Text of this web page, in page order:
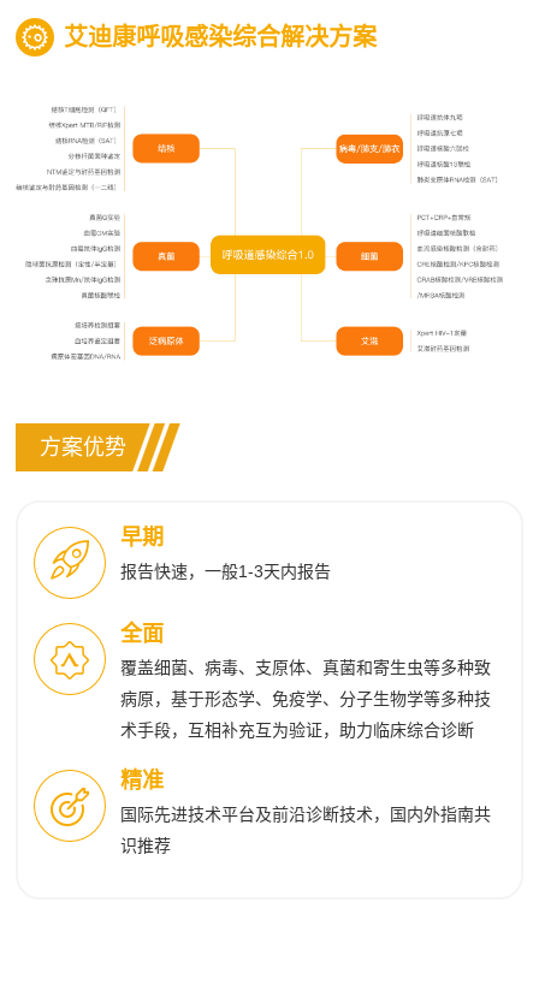
艾迪康呼吸感染综合解决方案
方案优势
早期
报告快速，一般1-3天内报告
全面
覆盖细菌、病毒、支原体、真菌和寄生虫等多种致
病原，基于形态学、免疫学、分子生物学等多种技
术手段，互相补充互为验证，助力临床综合诊断
精准
国际先进技术平台及前沿诊断技术，国内外指南共
识推荐